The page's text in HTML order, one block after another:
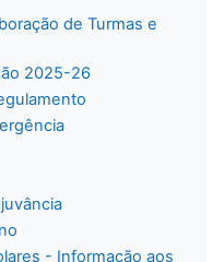
de Turmas e
2025-26
- Informação aos